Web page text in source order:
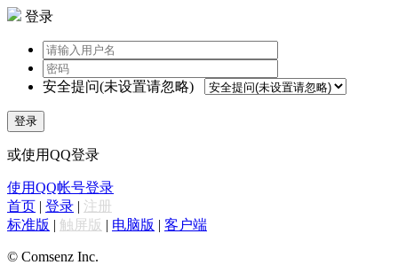
登录
安全提问(未设置请忽略)
登录
或使用QQ登录
使用QQ帐号登录
首页 | 登录 | 注册
标准版 | 触屏版 | 电脑版 | 客户端
© Comsenz Inc.